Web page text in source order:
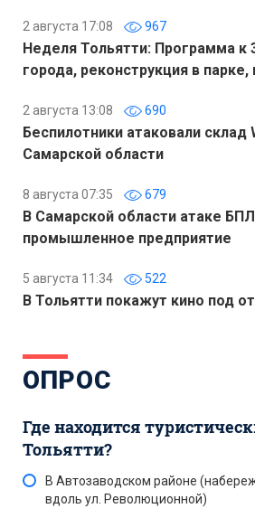
2 августа 17:08 967
Неделя Тольятти: Программа к
города, реконструкция в
2 августа 13:08 690
Беспилотники атаковали склад
Самарской области
8 августа 07:35 679
В Самарской области атаке
промышленное предприятие
5 августа 11:34 522
В Тольятти покажут кино под
ОПРОС
Где находится
Тольятти?
В Автозаводском районе
вдоль ул. Революционной)